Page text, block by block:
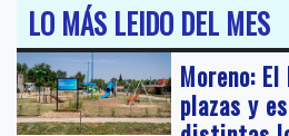
LO MÁS LEIDO DEL MES
Moreno:
plazas y